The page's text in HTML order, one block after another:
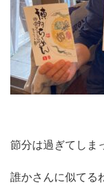
節分は過ぎてしま
誰かさんに似てる